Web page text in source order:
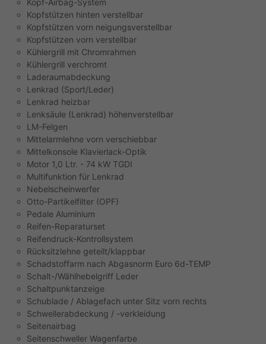
Kopfstützen hinten verstellbar
Kopfstützen vorn neigungsverstellbar
Kopfstützen vorn verstellbar
Kühlergrill mit Chromrahmen
Kühlergrill verchromt
Laderaumabdeckung
Lenkrad (Sport/Leder)
Lenkrad heizbar
Lenksäule (Lenkrad) höhenverstellbar
LM-Felgen
Mittelarmlehne vorn verschiebbar
Mittelkonsole Klavierlack-Optik
Motor 1,0 Ltr. - 74 kW TGDI
Multifunktion für Lenkrad
Nebelscheinwerfer
Otto-Partikelfilter (OPF)
Pedale Aluminium
Reifen-Reparaturset
Reifendruck-Kontrollsystem
Rücksitzlehne geteilt/klappbar
Schadstoffarm nach Abgasnorm Euro 6d-TEMP
Schalt-/Wählhebelgriff Leder
Schaltpunktanzeige
Schublade / Ablagefach unter Sitz vorn rechts
Schwellerabdeckung / -verkleidung
Seitenairbag
Seitenschweller Wagenfarbe